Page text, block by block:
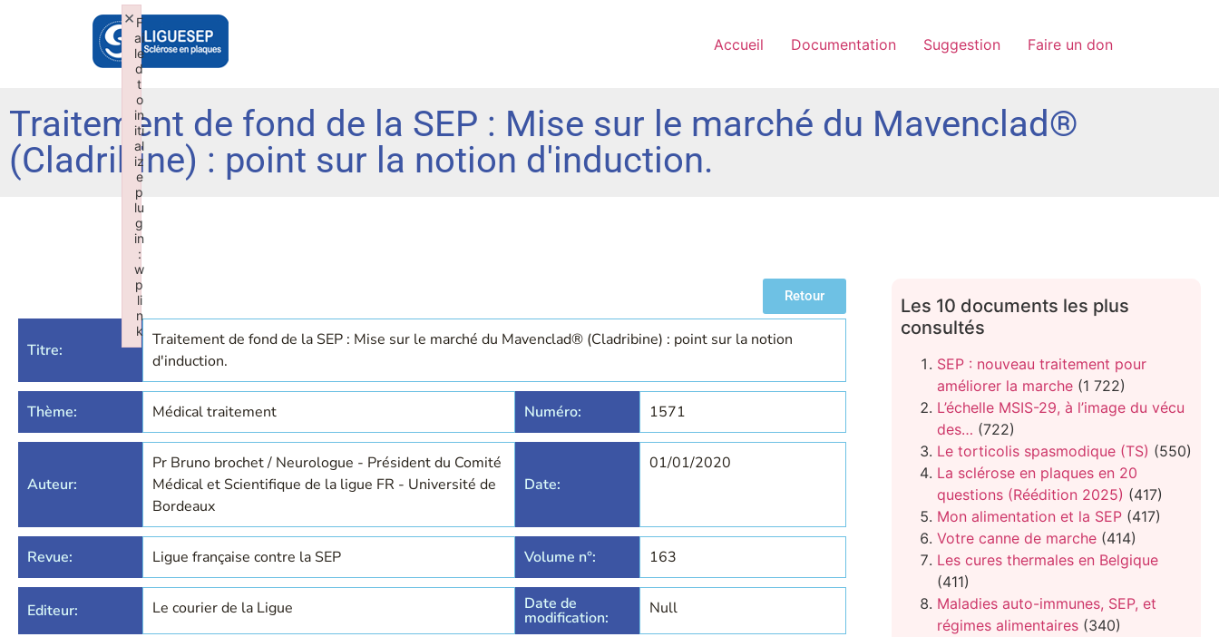
Accueil Documentation Suggestion Faire un don
Traitement de fond de la SEP : Mise sur le marché du Mavenclad®
(Cladribine) : point sur la notion d'induction.
Retour
Titre:
Traitement de fond de la SEP : Mise sur le marché du Mavenclad® (Cladribine) : point sur la notion
d'induction.
Thème: Médical traitement Numéro: 1571
Auteur:
Pr Bruno brochet / Neurologue - Président du Comité
Médical et Scientifique de la ligue FR - Université de
Bordeaux
Date:
01/01/2020
Revue: Ligue française contre la SEP Volume n°: 163
Editeur: Le courier de la Ligue Date de
modification: Null
Les 10 documents les plus
consultés
SEP : nouveau traitement pour
améliorer la marche (1 722)
L’échelle MSIS-29, à l’image du vécu
des… (722)
Le torticolis spasmodique (TS) (550)
La sclérose en plaques en 20
questions (Réédition 2025) (417)
Mon alimentation et la SEP (417)
Votre canne de marche (414)
Les cures thermales en Belgique
(411)
Maladies auto-immunes, SEP, et
régimes alimentaires (340)
F
ai
le
d
t
o
in
iti
al
iz
e
p
lu
g
in
:
w
p
li
n
k
×
Failed to initialize plugin: wplink